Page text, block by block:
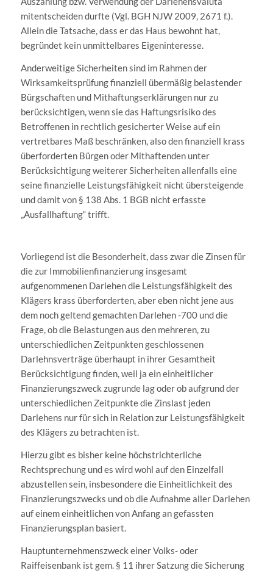
mitentscheiden durfte (Vgl. BGH NJW 2009, 2671 f.).
Allein die Tatsache, dass er das Haus bewohnt hat,
begründet kein unmittelbares Eigeninteresse.
Anderweitige Sicherheiten sind im Rahmen der
Wirksamkeitsprüfung finanziell übermäßig belastender
Bürgschaften und Mithaftungserklärungen nur zu
berücksichtigen, wenn sie das Haftungsrisiko des
Betroffenen in rechtlich gesicherter Weise auf ein
vertretbares Maß beschränken, also den finanziell krass
überforderten Bürgen oder Mithaftenden unter
Berücksichtigung weiterer Sicherheiten allenfalls eine
seine finanzielle Leistungsfähigkeit nicht übersteigende
und damit von § 138 Abs. 1 BGB nicht erfasste
„Ausfallhaftung“ trifft.
Vorliegend ist die Besonderheit, dass zwar die Zinsen für
die zur Immobilienfinanzierung insgesamt
aufgenommenen Darlehen die Leistungsfähigkeit des
Klägers krass überforderten, aber eben nicht jene aus
dem noch geltend gemachten Darlehen -700 und die
Frage, ob die Belastungen aus den mehreren, zu
unterschiedlichen Zeitpunkten geschlossenen
Darlehnsverträge überhaupt in ihrer Gesamtheit
Berücksichtigung finden, weil ja ein einheitlicher
Finanzierungszweck zugrunde lag oder ob aufgrund der
unterschiedlichen Zeitpunkte die Zinslast jeden
Darlehens nur für sich in Relation zur Leistungsfähigkeit
des Klägers zu betrachten ist.
Hierzu gibt es bisher keine höchstrichterliche
Rechtsprechung und es wird wohl auf den Einzelfall
abzustellen sein, insbesondere die Einheitlichkeit des
Finanzierungszwecks und ob die Aufnahme aller Darlehen
auf einem einheitlichen von Anfang an gefassten
Finanzierungsplan basiert.
Hauptunternehmenszweck einer Volks- oder
Raiffeisenbank ist gem. § 11 ihrer Satzung die Sicherung